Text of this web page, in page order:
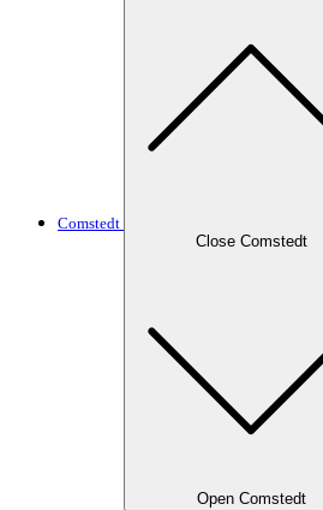
Comstedt
Close Comstedt
Open Comstedt